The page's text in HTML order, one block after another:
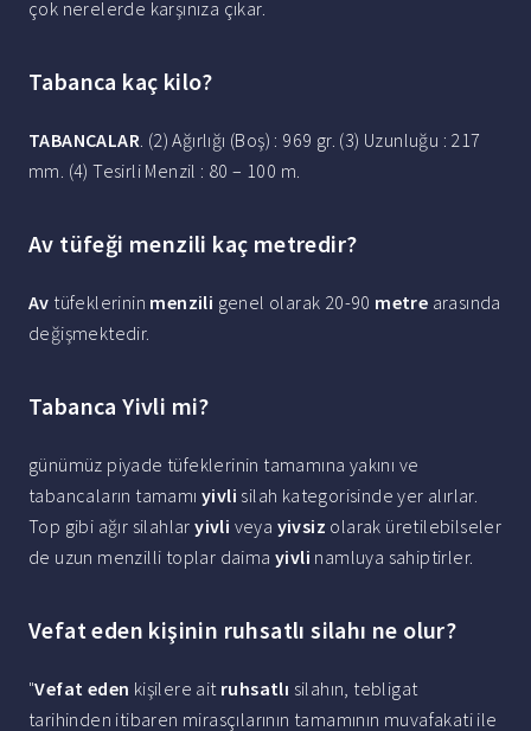
çok nerelerde karşınıza çıkar.
Tabanca kaç kilo?
TABANCALAR. (2) Ağırlığı (Boş) : 969 gr. (3) Uzunluğu : 217
mm. (4) Tesirli Menzil : 80 – 100 m.
Av tüfeği menzili kaç metredir?
Av tüfeklerinin menzili genel olarak 20-90 metre arasında
değişmektedir.
Tabanca Yivli mi?
günümüz piyade tüfeklerinin tamamına yakını ve
tabancaların tamamı yivli silah kategorisinde yer alırlar.
Top gibi ağır silahlaryivli veya yivsiz olarak üretilebilseler
de uzun menzilli toplar daima yivli namluya sahiptirler.
Vefat eden kişinin ruhsatlı silahı ne olur?
"Vefat eden kişilere ait ruhsatlı silahın, tebligat
tarihinden itibaren mirasçılarının tamamının muvafakati ile